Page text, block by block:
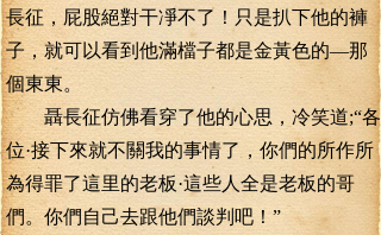
長征，屁股絕對干凈不了！只是扒下他的褲
子，就可以看到他滿檔子都是金黃色的—那
個東東。
聶長征仿佛看穿了他的心思，冷笑道;“各
位·接下來就不關我的事情了，你們的所作所
為得罪了這里的老板·這些人全是老板的哥
們。你們自己去跟他們談判吧！”